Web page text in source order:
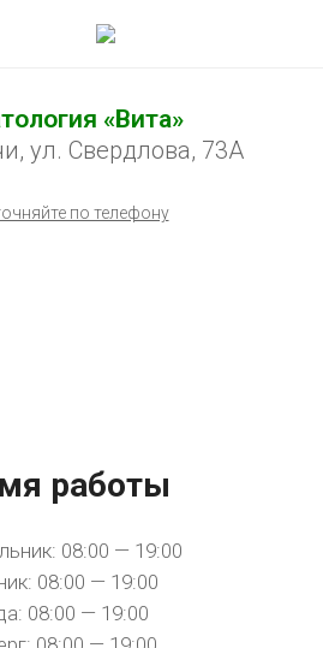
«Вита»
ул. Свердлова, 73А
по телефону
работы
08:00 — 19:00
08:00 — 19:00
08:00 — 19:00